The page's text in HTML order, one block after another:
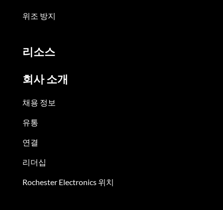
위조 방지
리소스
회사 소개
채용 정보
유통
연결
리더십
Rochester Electronics 위치